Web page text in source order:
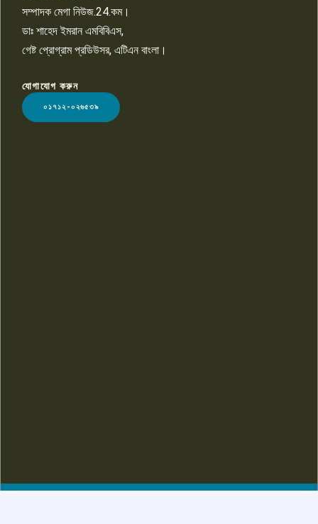
LOGO
সম্পাদক মেগা নিউজ.24.কম।
ডাঃ শাহেদ ইমরান এমবিবিএস,
গেষ্ট প্রোগ্রাম প্রডিউসর, এটিএন বাংলা।
যোগাযোগ করুন
০১৭১২-০২৬৫৩৯